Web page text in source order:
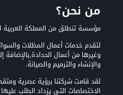
من نحن؟
مؤسسة تنطلق من المملكة
لتقدم خدمات أعمال المظلات
وغيرها من أعمال الحدادة,بالإضافة
والإنشاء والترميم والصيانة.
لقد قامت شركتنا برؤية عصرية
الاختصاصات التي يزداد الطلب